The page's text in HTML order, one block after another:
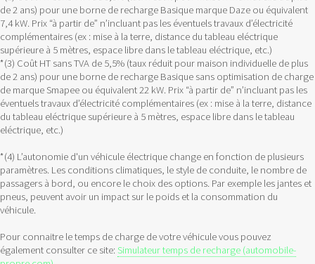
de 2 ans) pour une borne de recharge Basique marque Daze ou équivalent
7,4 kW. Prix “à partir de” n’incluant pas les éventuels travaux d’électricité
complémentaires (ex : mise à la terre, distance du tableau eléctrique
supérieure à 5 mètres, espace libre dans le tableau eléctrique, etc.)
*(3) Coût HT sans TVA de 5,5% (taux réduit pour maison individuelle de plus
de 2 ans) pour une borne de recharge Basique sans optimisation de charge
de marque Smapee ou équivalent 22 kW. Prix “à partir de” n’incluant pas les
éventuels travaux d’électricité complémentaires (ex : mise à la terre, distance
du tableau eléctrique supérieure à 5 mètres, espace libre dans le tableau
eléctrique, etc.)
*(4) L’autonomie d'un véhicule électrique change en fonction de plusieurs
paramètres. Les conditions climatiques, le style de conduite, le nombre de
passagers à bord, ou encore le choix des options. Par exemple les jantes et
pneus, peuvent avoir un impact sur le poids et la consommation du
véhicule.
Pour connaitre le temps de charge de votre véhicule vous pouvez
également consulter ce site: Simulateur temps de recharge (automobile-